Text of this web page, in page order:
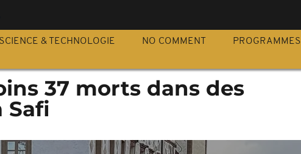
SCIENCE & TECHNOLOGIE NO COMMENT PROGRAMMES
37 morts dans des
Safi